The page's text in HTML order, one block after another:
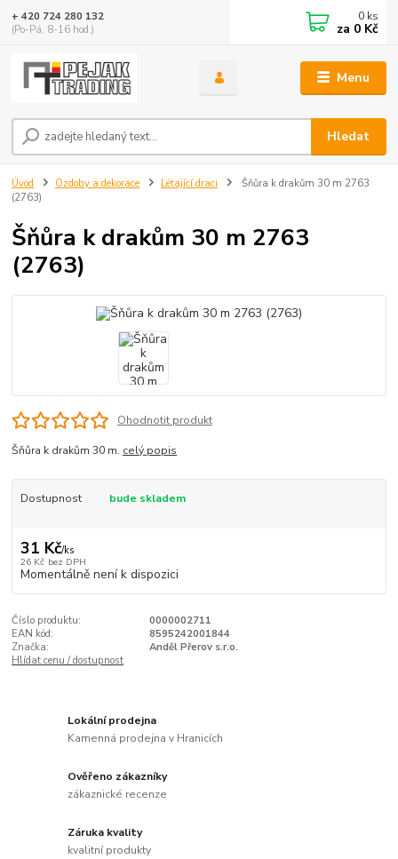
Menu
Hledat
+ 420 724 280 132
(Po-Pá, 8-16 hod.)
0 ks
za 0 Kč
Úvod Ozdoby a dekorace Létající draci
Šňůra k drakům 30 m 2763
(2763)
Šňůra k drakům 30 m 2763
(2763)
Ohodnotit produkt
Šňůra k drakům 30 m. celý popis
Dostupnost bude skladem
31 Kč/ks
26 Kč bez DPH
Momentálně není k dispozici
Číslo produktu:
0000002711
EAN kód:
8595242001844
Značka:
Anděl Přerov s.r.o.
Hlídat cenu / dostupnost
Lokální prodejna
Kamenná prodejna v Hranicích
Ověřeno zákazníky
zákaznické recenze
Záruka kvality
kvalitní produkty